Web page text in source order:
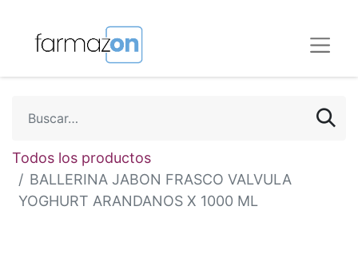
Todos los productos
BALLERINA JABON FRASCO VALVULA
YOGHURT ARANDANOS X 1000 ML